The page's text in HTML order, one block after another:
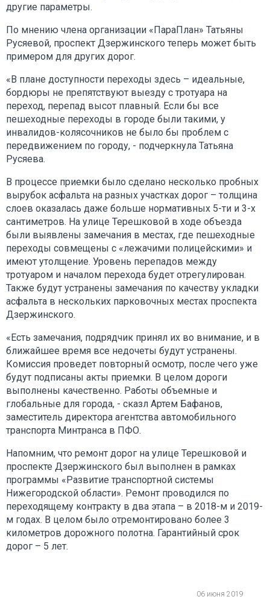
другие параметры.
По мнению члена организации «ПараПлан» Татьяны
Русяевой, проспект Дзержинского теперь может быть
примером для других дорог.
«В плане доступности переходы здесь – идеальные,
бордюры не препятствуют выезду с тротуара на
переход, перепад высот плавный. Если бы все
пешеходные переходы в городе были такими, у
инвалидов-колясочников не было бы проблем с
передвижением по городу, - подчеркнула Татьяна
Русяева.
В процессе приемки было сделано несколько пробных
вырубок асфальта на разных участках дорог – толщина
слоев оказалась даже больше нормативных 5-ти и 3-х
сантиметров. На улице Терешковой в ходе объезда
были выявлены замечания в местах, где пешеходные
переходы совмещены с «лежачими полицейскими» и
имеют утолщение. Уровень перепадов между
тротуаром и началом перехода будет отрегулирован.
Также будут устранены замечания по качеству укладки
асфальта в нескольких парковочных местах проспекта
Дзержинского.
«Есть замечания, подрядчик принял их во внимание, и в
ближайшее время все недочеты будут устранены.
Комиссия проведет повторный осмотр, после чего уже
будут подписаны акты приемки. В целом дороги
выполнены качественно. Работы объемные и
глобальные для города, - сказл Артем Бафанов,
заместитель директора агентства автомобильного
транспорта Минтранса в ПФО.
Напомним, что ремонт дорог на улице Терешковой и
проспекте Дзержинского был выполнен в рамках
программы «Развитие транспортной системы
Нижегородской области». Ремонт проводился по
переходящему контракту в два этапа – в 2018-м и 2019-
м годах. В целом было отремонтировано более 3
километров дорожного полотна. Гарантийный срок
дорог – 5 лет.
06 июня 2019